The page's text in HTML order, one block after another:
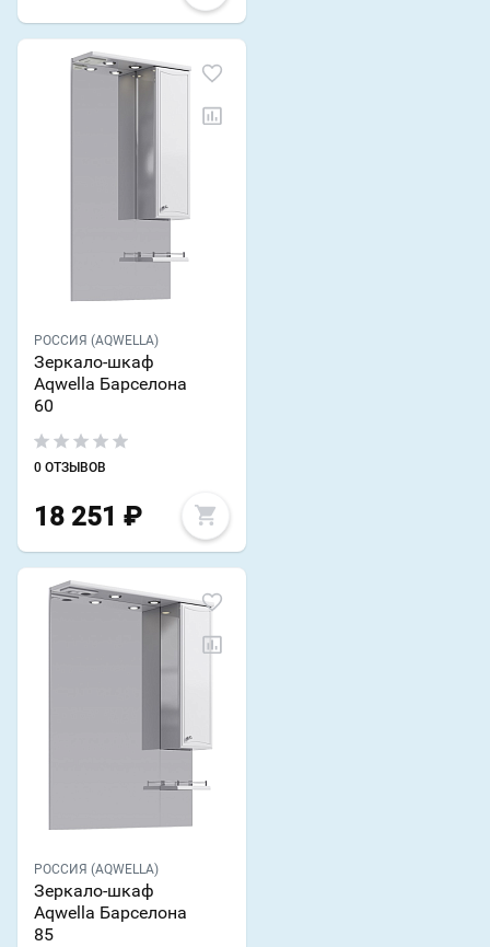
РОССИЯ (AQWELLA)
Зеркало-шкаф
Aqwella Барселона
60
0 ОТЗЫВОВ
18 251 ₽
РОССИЯ (AQWELLA)
Зеркало-шкаф
Aqwella Барселона
85